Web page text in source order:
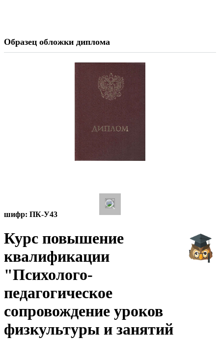
Образец обложки диплома
шифр: ПК-У43
Курс повышение
квалификации
"Психолого-
педагогическое
сопровождение уроков
физкультуры и занятий
Начало